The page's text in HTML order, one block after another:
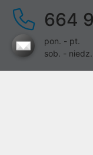
664
pon. - pt.
sob. - niedz.